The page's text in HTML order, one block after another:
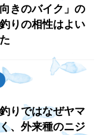
きのバイク」の
りの相性はよい
りではなぜヤマ
、外来種のニジ